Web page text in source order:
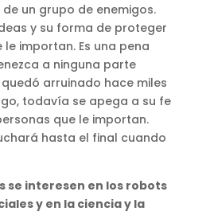
un grupo de enemigos.
y su forma de proteger
importan. Es una pena
a ninguna parte
arruinado hace miles
todavía se apega a su fe
que le importan.
hasta el final cuando
se interesen en los robots
y en la ciencia y la